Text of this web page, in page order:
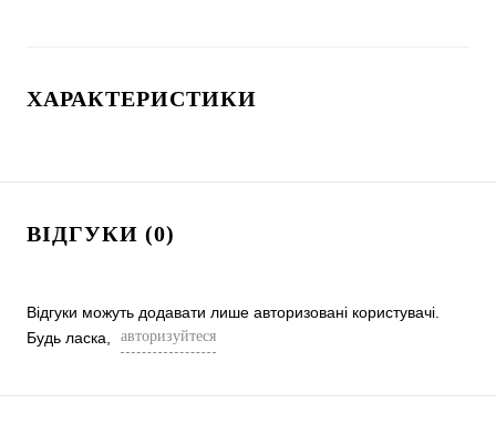
ХАРАКТЕРИСТИКИ
ВІДГУКИ (0)
Відгуки можуть додавати лише авторизовані користувачі.
Будь ласка,
авторизуйтеся